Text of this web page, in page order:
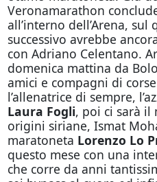
Veronamarathon
all’interno dell’Arena,
successivo avrebbe
con Adriano Celentano.
domenica mattina da
amici e compagni di
l’allenatrice di sempre,
Laura Fogli, poi ci sarà il
origini siriane, Ismat
maratoneta Lorenzo Lo
questo mese con una
che corre da anni